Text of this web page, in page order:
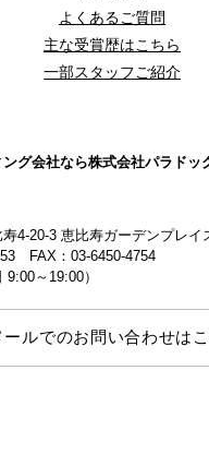
よくあるご質問
主な受賞歴はこちら
一部スタッフご紹介
グ会社なら株式会社パラドッ
4-20-3 恵比寿ガーデンプレイ
FAX：03-6450-4754
9:00～19:00）
ールでのお問い合わせは